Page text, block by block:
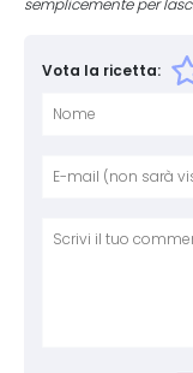
semplicemente per
Vota la ricetta: